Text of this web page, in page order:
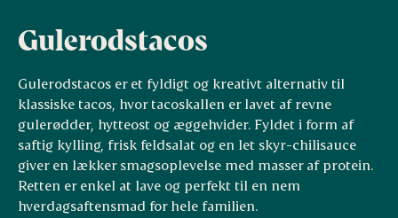
Gulerodstacos
Gulerodstacos er et fyldigt og kreativt alternativ til
klassiske tacos, hvor tacoskallen er lavet af revne
gulerødder, hytteost og æggehvider. Fyldet i form af
saftig kylling, frisk feldsalat og en let skyr-chilisauce
giver en lækker smagsoplevelse med masser af protein.
Retten er enkel at lave og perfekt til en nem
hverdagsaftensmad for hele familien.